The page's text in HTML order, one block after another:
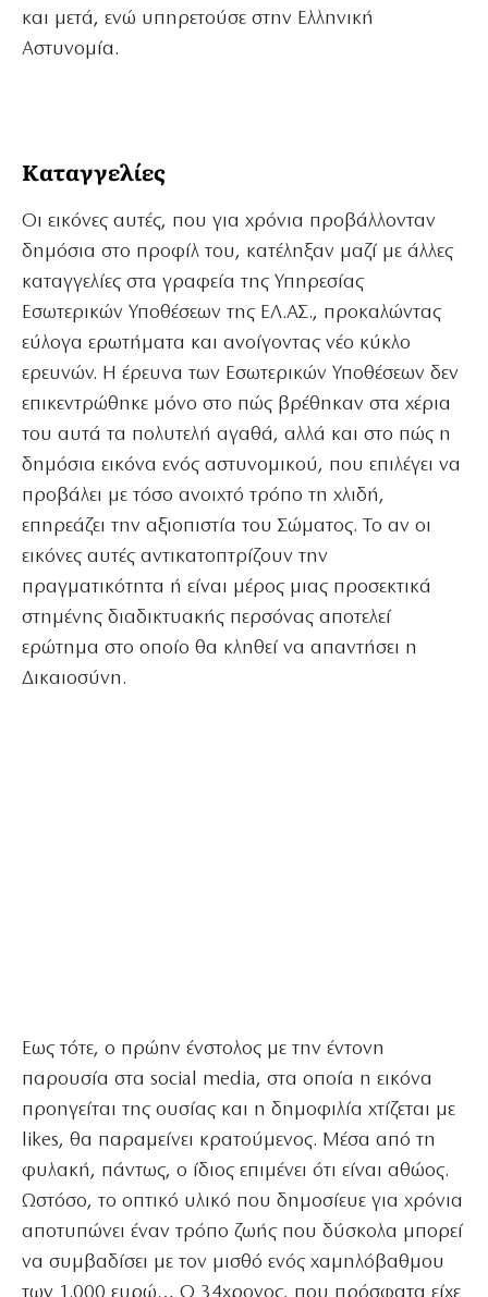
και μετά, ενώ υπηρετούσε στην Ελληνική
Αστυνομία.
Καταγγελίες
Οι εικόνες αυτές, που για χρόνια προβάλλονταν
δημόσια στο προφίλ του, κατέληξαν μαζί με άλλες
καταγγελίες στα γραφεία της Υπηρεσίας
Εσωτερικών Υποθέσεων της ΕΛ.ΑΣ., προκαλώντας
εύλογα ερωτήματα και ανοίγοντας νέο κύκλο
ερευνών. Η έρευνα των Εσωτερικών Υποθέσεων δεν
επικεντρώθηκε μόνο στο πώς βρέθηκαν στα χέρια
του αυτά τα πολυτελή αγαθά, αλλά και στο πώς η
δημόσια εικόνα ενός αστυνομικού, που επιλέγει να
προβάλει με τόσο ανοιχτό τρόπο τη χλιδή,
επηρεάζει την αξιοπιστία του Σώματος. Το αν οι
εικόνες αυτές αντικατοπτρίζουν την
πραγματικότητα ή είναι μέρος μιας προσεκτικά
στημένης διαδικτυακής περσόνας αποτελεί
ερώτημα στο οποίο θα κληθεί να απαντήσει η
Δικαιοσύνη.
Εως τότε, ο πρώην ένστολος με την έντονη
παρουσία στα social media, στα οποία η εικόνα
προηγείται της ουσίας και η δημοφιλία χτίζεται με
likes, θα παραμείνει κρατούμενος. Μέσα από τη
φυλακή, πάντως, ο ίδιος επιμένει ότι είναι αθώος.
Ωστόσο, το οπτικό υλικό που δημοσίευε για χρόνια
αποτυπώνει έναν τρόπο ζωής που δύσκολα μπορεί
να συμβαδίσει με τον μισθό ενός χαμηλόβαθμου